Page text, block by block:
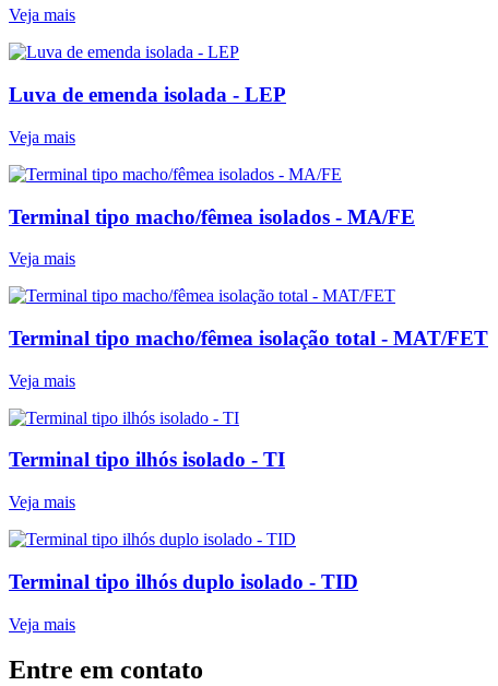
Veja mais
Luva de emenda isolada - LEP
Veja mais
Terminal tipo macho/fêmea isolados - MA/FE
Veja mais
Terminal tipo macho/fêmea isolação total - MAT/FET
Veja mais
Terminal tipo ilhós isolado - TI
Veja mais
Terminal tipo ilhós duplo isolado - TID
Veja mais
Entre em contato